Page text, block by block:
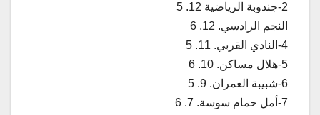
2-جندوبة الرياضية 12. 5
النجم الرادسي. 12. 6
4-النادي القربي. 11. 5
5-هلال مساكن. 10. 6
6-شبيبة العمران. 9. 5
7-أمل حمام سوسة. 7. 6